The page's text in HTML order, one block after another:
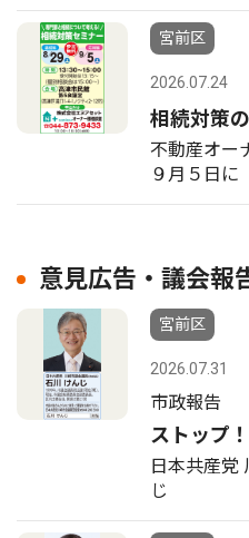
宮前区
2026.07.24
相続対策
不動産オー
９月５日に
意見広告・議会報
宮前区
2026.07.31
市政報告
ストップ
日本共産
じ